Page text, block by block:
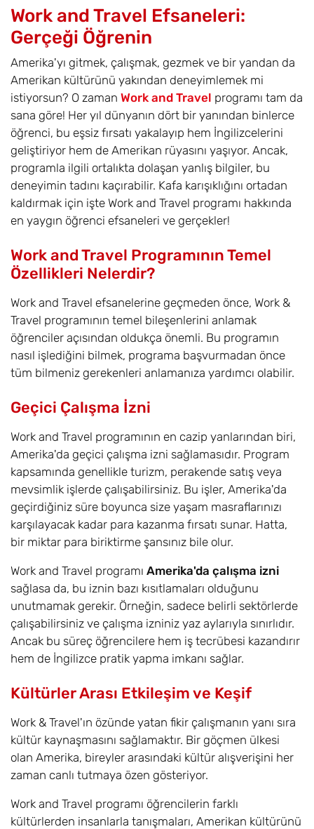
Work and Travel Efsaneleri:
Gerçeği Öğrenin
Amerika'yı gitmek, çalışmak, gezmek ve bir yandan da
Amerikan kültürünü yakından deneyimlemek mi
istiyorsun? O zaman Work and Travel programı tam da
sana göre! Her yıl dünyanın dört bir yanından binlerce
öğrenci, bu eşsiz fırsatı yakalayıp hem İngilizcelerini
geliştiriyor hem de Amerikan rüyasını yaşıyor. Ancak,
programla ilgili ortalıkta dolaşan yanlış bilgiler, bu
deneyimin tadını kaçırabilir. Kafa karışıklığını ortadan
kaldırmak için işte Work and Travel programı hakkında
en yaygın öğrenci efsaneleri ve gerçekler!
Work and Travel Programının Temel
Özellikleri Nelerdir?
Work and Travel efsanelerine geçmeden önce, Work &
Travel programının temel bileşenlerini anlamak
öğrenciler açısından oldukça önemli. Bu programın
nasıl işlediğini bilmek, programa başvurmadan önce
tüm bilmeniz gerekenleri anlamanıza yardımcı olabilir.
Geçici Çalışma İzni
Work and Travel programının en cazip yanlarından biri,
Amerika'da geçici çalışma izni sağlamasıdır. Program
kapsamında genellikle turizm, perakende satış veya
mevsimlik işlerde çalışabilirsiniz. Bu işler, Amerika'da
geçirdiğiniz süre boyunca size yaşam masraflarınızı
karşılayacak kadar para kazanma fırsatı sunar. Hatta,
bir miktar para biriktirme şansınız bile olur.
Work and Travel programı Amerika'da çalışma izni
sağlasa da, bu iznin bazı kısıtlamaları olduğunu
unutmamak gerekir. Örneğin, sadece belirli sektörlerde
çalışabilirsiniz ve çalışma izniniz yaz aylarıyla sınırlıdır.
Ancak bu süreç öğrencilere hem iş tecrübesi kazandırır
hem de İngilizce pratik yapma imkanı sağlar.
Kültürler Arası Etkileşim ve Keşif
Work & Travel'ın özünde yatan fikir çalışmanın yanı sıra
kültür kaynaşmasını sağlamaktır. Bir göçmen ülkesi
olan Amerika, bireyler arasındaki kültür alışverişini her
zaman canlı tutmaya özen gösteriyor.
Work and Travel programı öğrencilerin farklı
kültürlerden insanlarla tanışmaları, Amerikan kültürünü